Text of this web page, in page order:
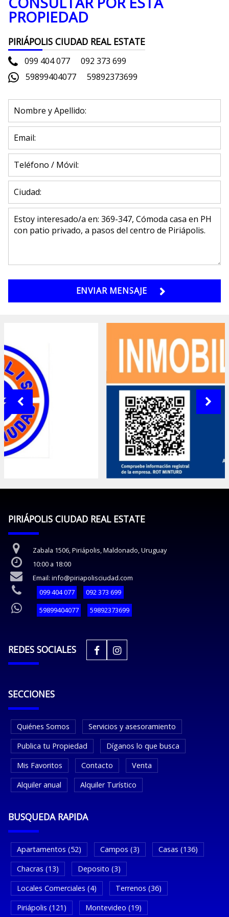
PROPIEDAD
PIRIÁPOLIS CIUDAD REAL ESTATE
099 404 077
092 373 699
59899404077
59892373699
ENVIAR MENSAJE
PIRIÁPOLIS CIUDAD REAL ESTATE
Zabala 1506, Piriápolis, Maldonado, Uruguay
10:00 a 18:00
Email: info@piriapolisciudad.com
099 404 077
092 373 699
59899404077
59892373699
REDES SOCIALES
SECCIONES
Quiénes Somos
Servicios y asesoramiento
Publica tu Propiedad
Díganos lo que busca
Mis Favoritos
Contacto
Venta
Alquiler anual
Alquiler Turístico
BUSQUEDA RAPIDA
Apartamentos (52) Campos (3)
Casas (136)
Chacras (13)
Deposito (3)
Locales Comerciales (4)
Terrenos (36)
Piriápolis (121)
Montevideo (19)